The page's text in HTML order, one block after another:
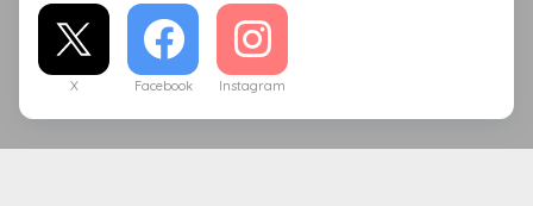
X Facebook Instagram